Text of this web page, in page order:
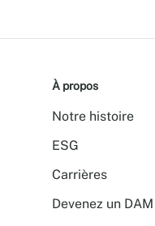
À propos
Notre histoire
ESG
Carrières
Devenez un DAM